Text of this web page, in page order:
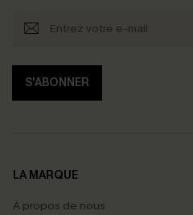
S'ABONNER
LA MARQUE
À propos de nous